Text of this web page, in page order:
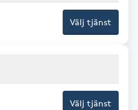
Välj tjänst
Välj tjänst